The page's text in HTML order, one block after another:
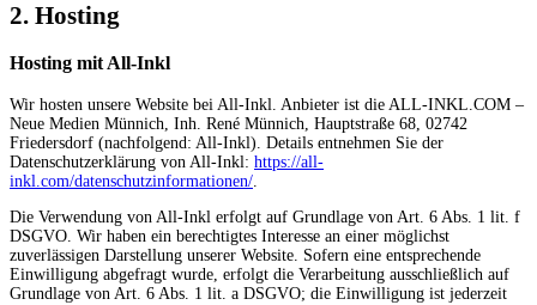
2. Hosting
Hosting mit All-Inkl
Wir hosten unsere Website bei All-Inkl. Anbieter ist die ALL-INKL.COM –
Neue Medien Münnich, Inh. René Münnich, Hauptstraße 68, 02742
Friedersdorf (nachfolgend: All-Inkl). Details entnehmen Sie der
Datenschutzerklärung von All-Inkl: https://all-
inkl.com/datenschutzinformationen/
Die Verwendung von All-Inkl erfolgt auf Grundlage von Art. 6 Abs. 1 lit. f
DSGVO. Wir haben ein berechtigtes Interesse an einer möglichst
zuverlässigen Darstellung unserer Website. Sofern eine entsprechende
Einwilligung abgefragt wurde, erfolgt die Verarbeitung ausschließlich auf
Grundlage von Art. 6 Abs. 1 lit. a DSGVO; die Einwilligung ist jederzeit